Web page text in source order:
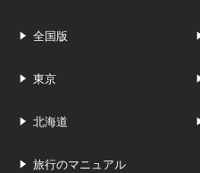
全国版
東京
北海道
旅行のマニュアル